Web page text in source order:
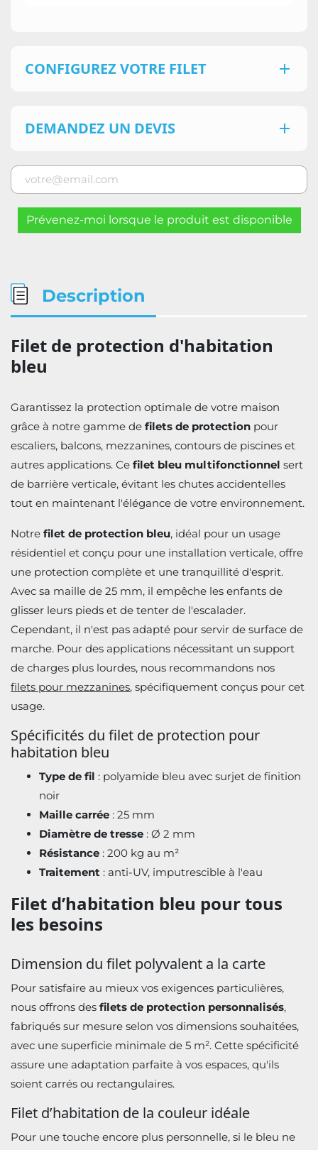
CONFIGUREZ VOTRE FILET 
DEMANDEZ UN DEVIS 
Prévenez-moi lorsque le produit est disponible
Description
Filet de protection d'habitation
bleu
Garantissez la protection optimale de votre maison
grâce à notre gamme de filets de protection pour
escaliers, balcons, mezzanines, contours de piscines et
autres applications. Ce filet bleu multifonctionnel sert
de barrière verticale, évitant les chutes accidentelles
tout en maintenant l'élégance de votre environnement.
Notre filet de protection bleu, idéal pour un usage
résidentiel et conçu pour une installation verticale, offre
une protection complète et une tranquillité d'esprit.
Avec sa maille de 25 mm, il empêche les enfants de
glisser leurs pieds et de tenter de l'escalader.
Cependant, il n'est pas adapté pour servir de surface de
marche. Pour des applications nécessitant un support
de charges plus lourdes, nous recommandons nos
filets pour mezzanines, spécifiquement conçus pour cet
usage.
Spécificités du filet de protection pour
habitation bleu
Type de fil : polyamide bleu avec surjet de finition
noir
Maille carrée : 25 mm
Diamètre de tresse : Ø 2 mm
Résistance : 200 kg au m²
Traitement : anti-UV, imputrescible à l'eau
Filet d’habitation bleu pour tous
les besoins
Dimension du filet polyvalent a la carte
Pour satisfaire au mieux vos exigences particulières,
nous offrons des filets de protection personnalisés,
fabriqués sur mesure selon vos dimensions souhaitées,
avec une superficie minimale de 5 m². Cette spécificité
assure une adaptation parfaite à vos espaces, qu'ils
soient carrés ou rectangulaires.
Filet d’habitation de la couleur idéale
Pour une touche encore plus personnelle, si le bleu ne